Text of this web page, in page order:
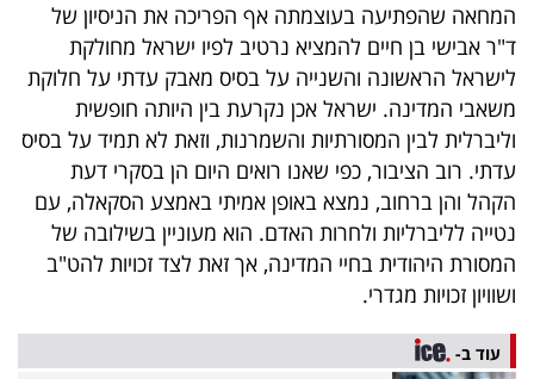
המחאה שהפתיעה בעוצמתה אף הפריכה את הניסיון של
ד"ר אבישי בן חיים להמציא נרטיב לפיו ישראל מחולקת
לישראל הראשונה והשנייה על בסיס מאבק עדתי על חלוקת
משאבי המדינה. ישראל אכן נקרעת בין היותה חופשית
וליברלית לבין המסורתיות והשמרנות, וזאת לא תמיד על בסיס
עדתי. רוב הציבור, כפי שאנו רואים היום הן בסקרי דעת
הקהל והן ברחוב, נמצא באופן אמיתי באמצע הסקאלה, עם
נטייה לליברליות ולחרות האדם. הוא מעוניין בשילובה של
המסורת היהודית בחיי המדינה, אך זאת לצד זכויות להט"ב
ושוויון זכויות מגדרי.
עוד ב-